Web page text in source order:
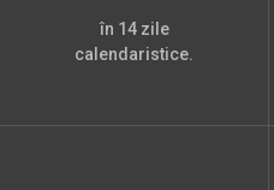
în 14 zile
calendaristice.